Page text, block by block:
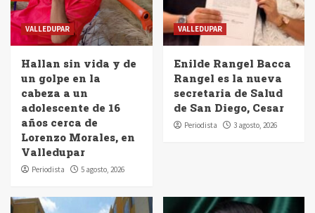
VALLEDUPAR
Hallan sin vida y de
un golpe en la
cabeza a un
adolescente de 16
años cerca de
Lorenzo Morales, en
Valledupar
Periodista 5 agosto, 2026
VALLEDUPAR
Enilde Rangel Bacca
Rangel es la nueva
secretaria de Salud
de San Diego, Cesar
Periodista 3 agosto, 2026